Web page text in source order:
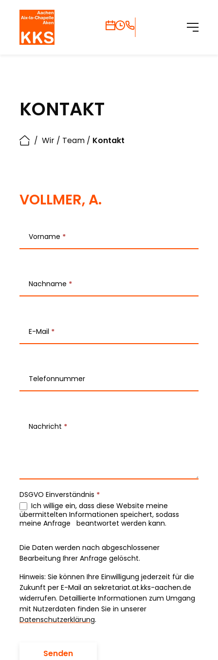
KONTAKT
/ Wir / Team / Kontakt
VOLLMER, A.
-
n
a
Vorname *
Nachname *
E-Mail *
Telefonnummer
Nachricht *
DSGVO Einverständnis *
Ich willige ein, dass diese Website meine
übermittelten Informationen speichert, sodass
meine Anfrage beantwortet werden kann.
Die Daten werden nach abgeschlossener
Bearbeitung Ihrer Anfrage gelöscht.
Hinweis: Sie können Ihre Einwilligung jederzeit für die
Zukunft per E-Mail an sekretariat.at.kks-aachen.de
widerrufen. Detaillierte Informationen zum Umgang
mit Nutzerdaten finden Sie in unserer
Datenschutzerklärung.
Senden